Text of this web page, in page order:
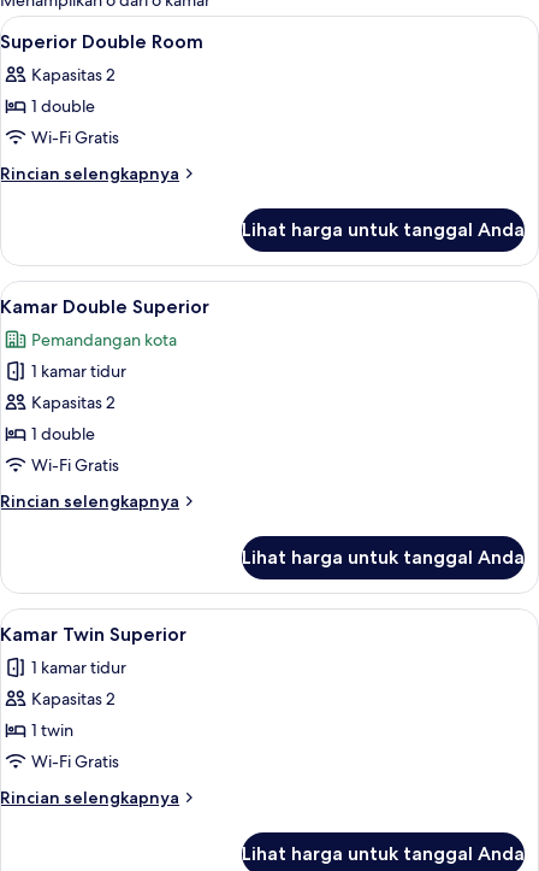
kamar
Lihat
semua
foto
untuk
Superior
Double
5
Superior Double Room
Kapasitas 2
1 double
Wi-Fi Gratis
Rincian selengkapnya
Rincian
Superior
Double
Room
Lihat harga untuk tanggal Anda
Lihat
semua
foto
untuk
Kamar
Double
Superior
Kamar Double Superior | Wi-Fi gratis
9
Kamar Double Superior
Pemandangan kota
1 kamar tidur
Kapasitas 2
1 double
Wi-Fi Gratis
Rincian selengkapnya
Rincian
Kamar
Double
Superior
Lihat harga untuk tanggal Anda
Lihat
semua
foto
untuk
Kamar
Twin
Superior
Kamar Twin Superior | Wi-Fi gratis
6
Kamar Twin Superior
1 kamar tidur
Kapasitas 2
1 twin
Wi-Fi Gratis
Rincian selengkapnya
Rincian
Lihat harga untuk tanggal Anda